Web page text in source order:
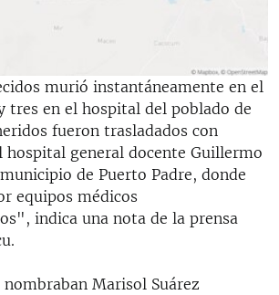
murió instantáneamente en el
tres en el hospital del poblado de
fueron trasladados con
hospital general docente Guillermo
de Puerto Padre, donde
equipos médicos
indica una nota de la prensa
Marisol Suárez